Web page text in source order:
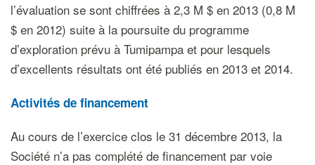
l’évaluation se sont chiffrées à 2,3 M $ en 2013 (0,8 M
$ en 2012) suite à la poursuite du programme
d’exploration prévu à Tumipampa et pour lesquels
d’excellents résultats ont été publiés en 2013 et 2014.
Activités de financement
Au cours de l’exercice clos le 31 décembre 2013, la
Société n’a pas complété de financement par voie